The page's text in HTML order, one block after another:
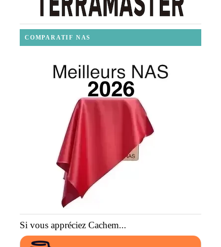
COMPARATIF NAS
Si vous appréciez Cachem...